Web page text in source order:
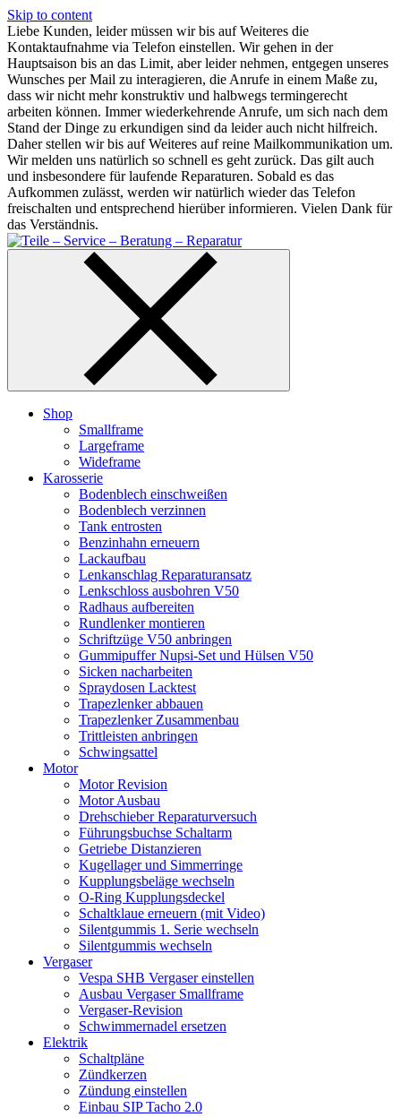
Skip to content
Liebe Kunden, leider müssen wir bis auf Weiteres die
Kontaktaufnahme via Telefon einstellen. Wir gehen in der
Hauptsaison bis an das Limit, aber leider nehmen, entgegen unseres
Wunsches per Mail zu interagieren, die Anrufe in einem Maße zu,
dass wir nicht mehr konstruktiv und halbwegs termingerecht
arbeiten können. Immer wiederkehrende Anrufe, um sich nach dem
Stand der Dinge zu erkundigen sind da leider auch nicht hilfreich.
Daher stellen wir bis auf Weiteres auf reine Mailkommunikation um.
Wir melden uns natürlich so schnell es geht zurück. Das gilt auch
und insbesondere für laufende Reparaturen. Sobald es das
Aufkommen zulässt, werden wir natürlich wieder das Telefon
freischalten und entsprechend hierüber informieren. Vielen Dank für
das Verständnis.
Shop
Smallframe
Largeframe
Wideframe
Karosserie
Bodenblech einschweißen
Bodenblech verzinnen
Tank entrosten
Benzinhahn erneuern
Lackaufbau
Lenkanschlag Reparaturansatz
Lenkschloss ausbohren V50
Radhaus aufbereiten
Rundlenker montieren
Schriftzüge V50 anbringen
Gummipuffer Nupsi-Set und Hülsen V50
Sicken nacharbeiten
Spraydosen Lacktest
Trapezlenker abbauen
Trapezlenker Zusammenbau
Trittleisten anbringen
Schwingsattel
Motor
Motor Revision
Motor Ausbau
Drehschieber Reparaturversuch
Führungsbuchse Schaltarm
Getriebe Distanzieren
Kugellager und Simmerringe
Kupplungsbeläge wechseln
O-Ring Kupplungsdeckel
Schaltklaue erneuern (mit Video)
Silentgummis 1. Serie wechseln
Silentgummis wechseln
Vergaser
Vespa SHB Vergaser einstellen
Ausbau Vergaser Smallframe
Vergaser-Revision
Schwimmernadel ersetzen
Elektrik
Schaltpläne
Zündkerzen
Zündung einstellen
Einbau SIP Tacho 2.0